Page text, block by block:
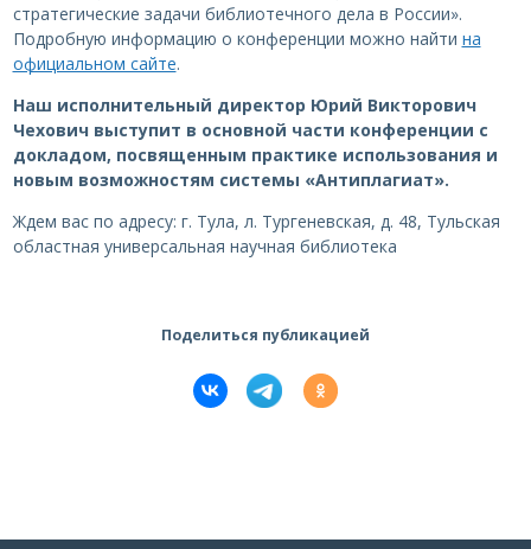
стратегические задачи библиотечного дела в России».
Подробную информацию о конференции можно найти на
официальном сайте.
Наш исполнительный директор Юрий Викторович
Чехович выступит в основной части конференции с
докладом, посвященным практике использования и
новым возможностям системы «Антиплагиат».
Ждем вас по адресу: г. Тула, л. Тургеневская, д. 48, Тульская
областная универсальная научная библиотека
Поделиться публикацией